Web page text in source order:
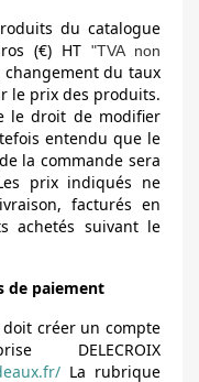
du catalogue
(€) HT"TVA non
changement du taux
le prix des produits.
le droit de modifier
entendu que le
la commande sera
prix indiqués ne
facturés en
achetés suivant le
de paiement
doit créer un compte
DELECROIX
La rubrique